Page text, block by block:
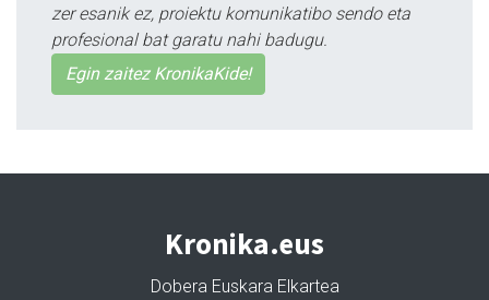
zer esanik ez, proiektu komunikatibo sendo eta
profesional bat garatu nahi badugu.
Egin zaitez KronikaKide!
Kronika.eus
Dobera Euskara Elkartea